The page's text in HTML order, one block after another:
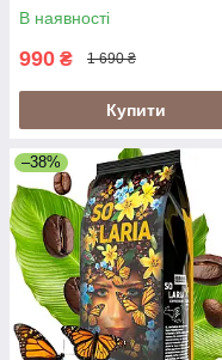
В наявності
990 ₴ 1 690 ₴
Купити
–38%